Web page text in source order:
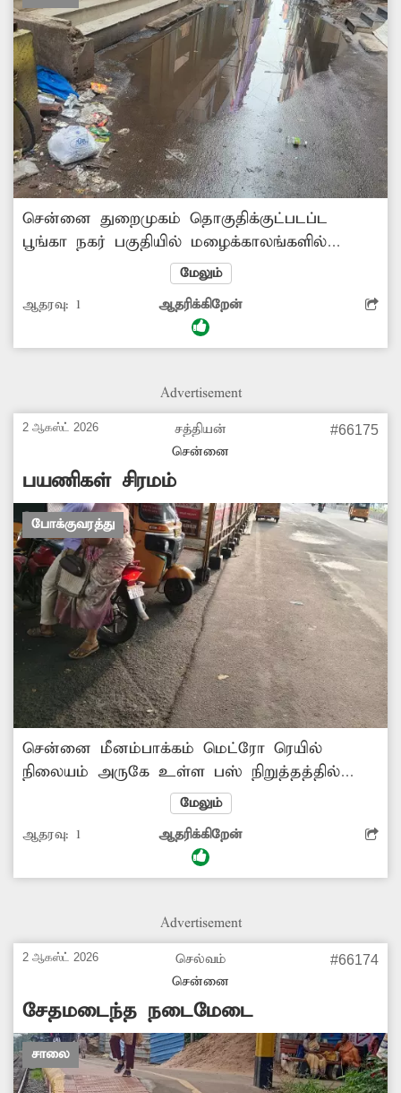
சென்னை துறைமுகம் தொகுதிக்குட்படப்ட
பூங்கா நகர் பகுதியில் மழைக்காலங்களில்
சாலையில் மழைநீர் தேங்கிநிற்கிறது. இதனால்
அந்த பகுதியில் அதிககொசுக்கடி ஏற்படுகிறது.
மேலும் துர்நாற்றம் வீசுவதால் மக்கள் மூக்கினை
மூடிக்கொண்டு செல்லும் நிலை ஏற்பட்டுள்ளது.
நடவடிக்கை எடுக்கவேண்டும்.
மேலும்
ஆதரவு: 1 ஆதரிக்கிறேன்
Advertisement
2 ஆகஸ்ட் 2026
சத்தியன்
சென்னை
#66175
பயணிகள் சிரமம்
போக்குவரத்து
சென்னை மீனம்பாக்கம் மெட்ரோ ரெயில்
நிலையம் அருகே உள்ள பஸ் நிறுத்தத்தில்
தடுப்புகள் போடப்பட்டுள்ளது. இதனால் பஸ் ஏற
வரும் பயணிகள், பஸ் ஏற முடியாமல்
தவிக்கின்றனர். எனவே சம்பந்தப்பட்ட துறை
அதிகாரிகள் விரைந்து நடவடிக்கை
மேலும்
ஆதரவு: 1 ஆதரிக்கிறேன்
Advertisement
2 ஆகஸ்ட் 2026
செல்வம்
சென்னை
#66174
சேதமடைந்த நடைமேடை
சாலை